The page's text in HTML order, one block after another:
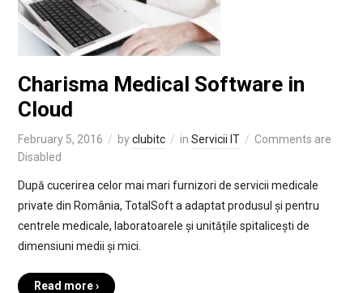
Charisma Medical Software in
Cloud
February 5, 2016 byclubitc in Servicii IT
Comments are
Disabled
După cucerirea celor mai mari furnizori de servicii medicale
private din România, TotalSoft a adaptat produsul și pentru
centrele medicale, laboratoarele și unitățile spitalicești de
dimensiuni medii și mici.
Read more ›